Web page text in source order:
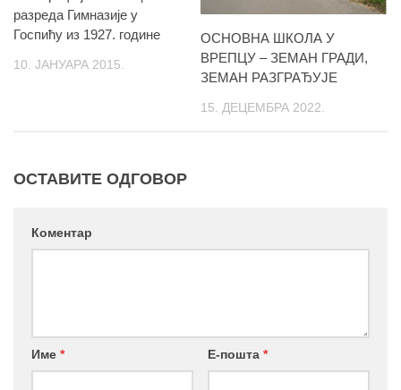
разреда Гимназије у
Госпићу из 1927. године
10. ЈАНУАРА 2015.
ОСНОВНА ШКОЛА У
ВРЕПЦУ – ЗЕМАН ГРАДИ,
ЗЕМАН РАЗГРАЂУЈЕ
15. ДЕЦЕМБРА 2022.
ОСТАВИТЕ ОДГОВОР
Коментар
Име * Е-пошта *